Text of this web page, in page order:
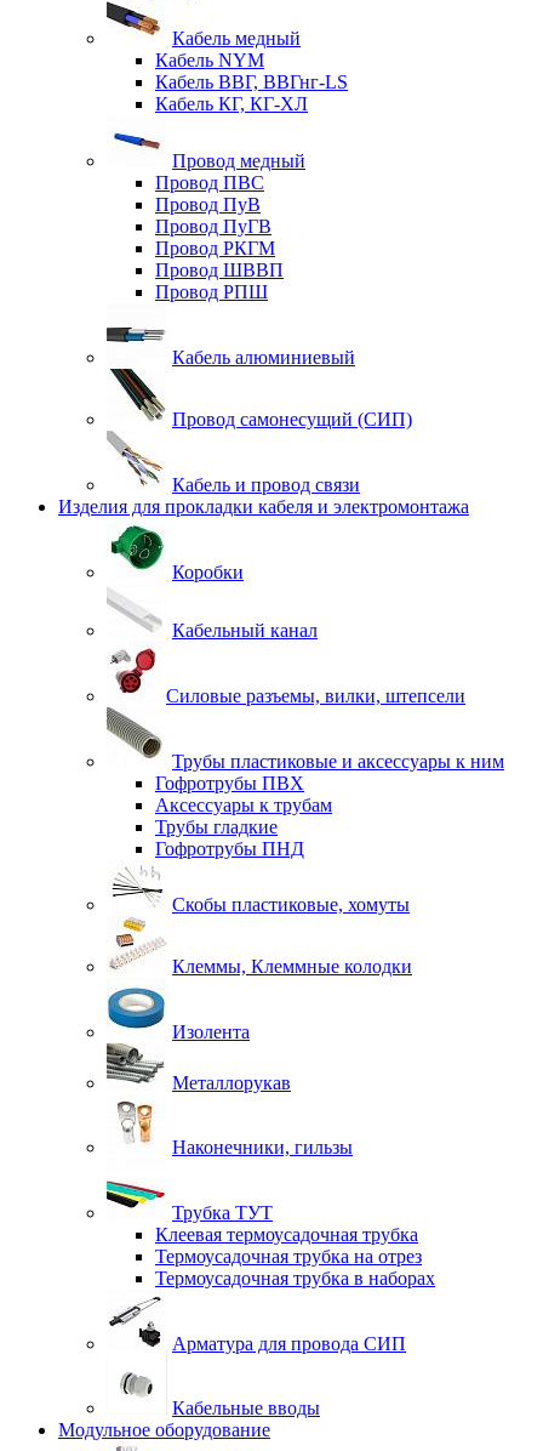
Кабель медный
Кабель NYM
Кабель ВВГ, ВВГнг-LS
Кабель КГ, КГ-ХЛ
Провод медный
Провод ПВС
Провод ПуВ
Провод ПуГВ
Провод РКГМ
Провод ШВВП
Провод РПШ
Кабель алюминиевый
Провод самонесущий (СИП)
Кабель и провод связи
Изделия для прокладки кабеля и электромонтажа
Коробки
Кабельный канал
Силовые разъемы, вилки, штепсели
Трубы пластиковые и аксессуары к ним
Гофротрубы ПВХ
Аксессуары к трубам
Трубы гладкие
Гофротрубы ПНД
Скобы пластиковые, хомуты
Клеммы, Клеммные колодки
Изолента
Металлорукав
Наконечники, гильзы
Трубка ТУТ
Клеевая термоусадочная трубка
Термоусадочная трубка на отрез
Термоусадочная трубка в наборах
Арматура для провода СИП
Кабельные вводы
Модульное оборудование